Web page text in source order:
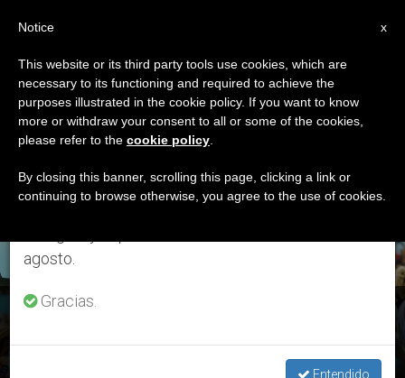
ETIQUETA
Posts Tagged ‘ley Del
Aborto’
ÚLTIMAS NOTICIAS
Argentina: Concentración a favor de la vida frente al
×
Aviso importante
Del 27 de julio al 7 de agosto haremos la pausa
anual, aprovechando que en el periodo de verano
se generan menos informaciones y también el
agosto.
Gracias.
Entendido
x
Notice
This website or its third party tools use cookies, which are
necessary to its functioning and required to achieve the
purposes illustrated in the cookie policy. If you want to know
more or withdraw your consent to all or some of the cookies,
please refer to the cookie policy
By closing this banner, scrolling this page, clicking a link or
continuing to browse otherwise, you agree to the use of cookies.